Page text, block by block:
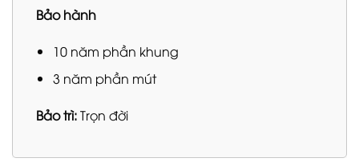
Bảo hành
10 năm phần khung
3 năm phần mút
Bảo trì:Trọn đời